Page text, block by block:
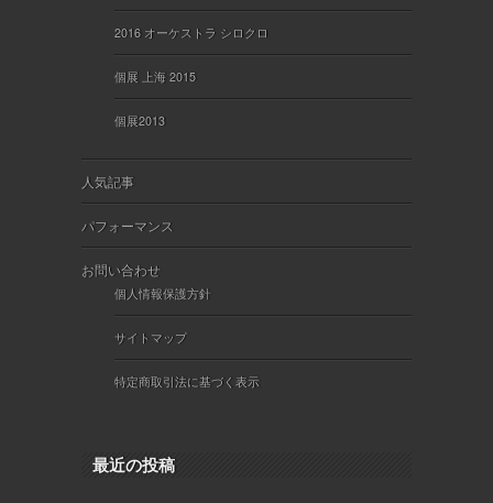
2016 オーケストラ シロクロ
個展 上海 2015
個展2013
人気記事
パフォーマンス
お問い合わせ
個人情報保護方針
サイトマップ
特定商取引法に基づく表示
最近の投稿